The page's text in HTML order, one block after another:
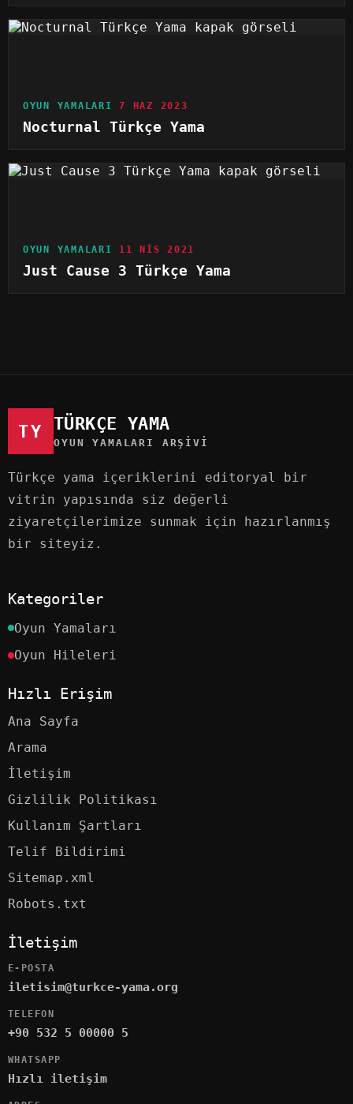
OYUN YAMALARI 7 HAZ 2023
Nocturnal Türkçe Yama
OYUN YAMALARI 11 NIS 2021
Just Cause 3 Türkçe Yama
TY TÜRKÇE YAMA
OYUN YAMALARI ARŞIVI
Türkçe yama içeriklerini editoryal bir
vitrin yapısında siz değerli
ziyaretçilerimize sunmak için hazırlanmış
bir siteyiz.
Kategoriler
Oyun Yamaları
Oyun Hileleri
Hızlı Erişim
Ana Sayfa
Arama
İletişim
Gizlilik Politikası
Kullanım Şartları
Telif Bildirimi
Sitemap.xml
Robots.txt
İletişim
E-POSTA
iletisim@turkce-yama.org
TELEFON
+90 532 5 00000 5
WHATSAPP
Hızlı iletişim